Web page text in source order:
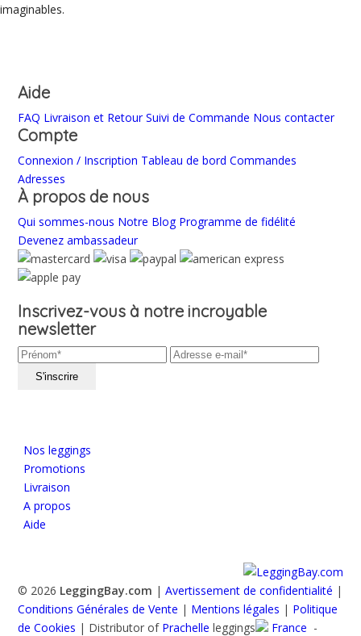
imaginables.
Aide
FAQ Livraison et Retour Suivi de Commande Nous contacter
Compte
Connexion / Inscription Tableau de bord Commandes
Adresses
À propos de nous
Qui sommes-nous Notre Blog Programme de fidélité
Devenez ambassadeur
Inscrivez-vous à notre incroyable
newsletter
Nos leggings
Promotions
Livraison
A propos
Aide
© 2026 LeggingBay.com |Avertissement de confidentialité |
Conditions Générales de Vente | Mentions légales | Politique
de Cookies | Distributor of Prachelle leggings France -